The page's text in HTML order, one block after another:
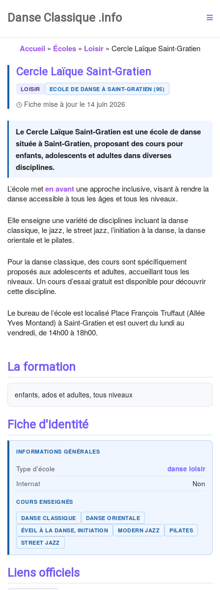
Danse Classique .info
Accueil » Écoles » Loisir » Cercle Laïque Saint-Gratien
Cercle Laïque Saint-Gratien
LOISIR ECOLE DE DANSE À SAINT-GRATIEN (95)
Fiche mise à jour le 14 juin 2026
Le Cercle Laïque Saint-Gratien est une école de danse
située à Saint-Gratien, proposant des cours pour
enfants, adolescents et adultes dans diverses
disciplines.
L’école meten avant une approche inclusive, visant à rendre la
danse accessible à tous les âges et tous les niveaux.
Elle enseigne une variété de disciplines incluant la danse
classique, le jazz, le street jazz, l’initiation à la danse, la danse
orientale et le pilates.
Pour la danse classique, des cours sont spécifiquement
proposés aux adolescents et adultes, accueillant tous les
niveaux. Un cours d’essai gratuit est disponible pour découvrir
cette discipline.
Le bureau de l’école est localisé Place François Truffaut (Allée
Yves Montand) à Saint-Gratien et est ouvert du lundi au
vendredi, de 14h00 à 18h00.
La formation
enfants, ados et adultes, tous niveaux
Fiche d'identité
INFORMATIONS GÉNÉRALES
Type d'école
danse loisir
Internat
Non
COURS ENSEIGNÉS
DANSE CLASSIQUE
DANSE ORIENTALE
ÉVEIL À LA DANSE, INITIATION
MODERN JAZZ
PILATES
STREET JAZZ
Liens officiels